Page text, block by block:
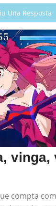
Una Resposta
vinga,
compta